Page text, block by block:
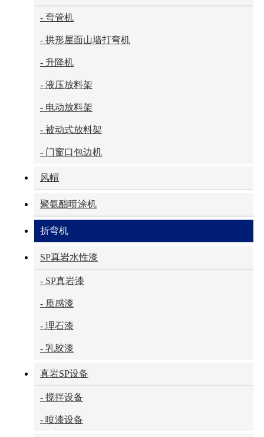
- 弯管机
- 拱形屋面山墙打弯机
- 升降机
- 液压放料架
- 电动放料架
- 被动式放料架
- 门窗口包边机
风帽
聚氨酯喷涂机
折弯机
SP真岩水性漆
- SP真岩漆
- 质感漆
- 理石漆
- 乳胶漆
真岩SP设备
- 搅拌设备
- 喷漆设备